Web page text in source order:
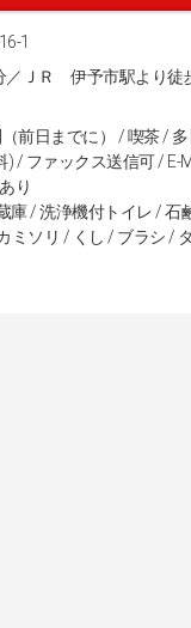
／ＪＲ 伊予市駅より
前日までに） / 喫茶 /
/ ファックス送信可 /
り
庫 / 洗浄機付トイレ /
ミソリ / くし / ブラシ /